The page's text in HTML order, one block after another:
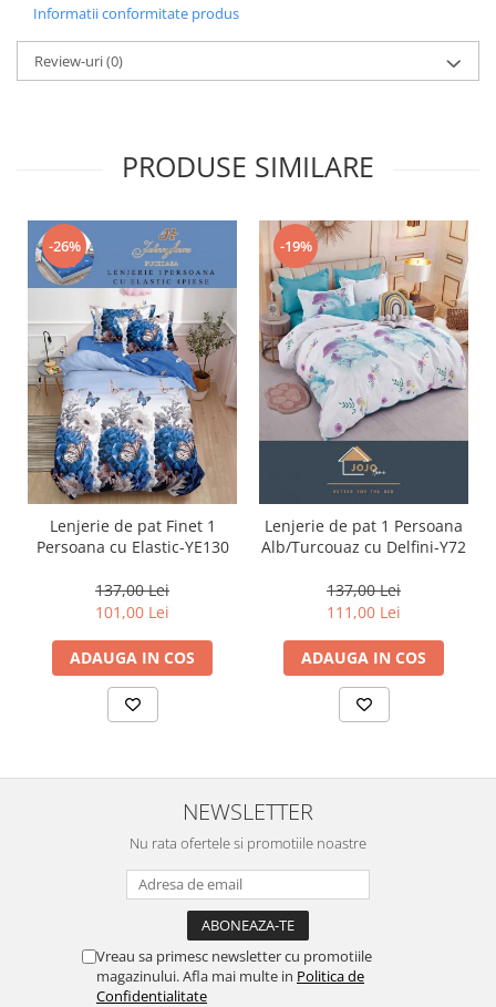
Informatii conformitate produs
Review-uri(0)
PRODUSE SIMILARE
-26%
Lenjerie de pat Finet 1
Persoana cu Elastic-YE130
137,00 Lei
101,00 Lei
ADAUGA IN COS
-19%
Lenjerie de pat 1 Persoana
Alb/Turcouaz cu Delfini-Y72
137,00 Lei
111,00 Lei
ADAUGA IN COS
NEWSLETTER
Nu rata ofertele si promotiile noastre
Vreau sa primesc newsletter cu promotiile
magazinului. Afla mai multe in Politica de
Confidentialitate